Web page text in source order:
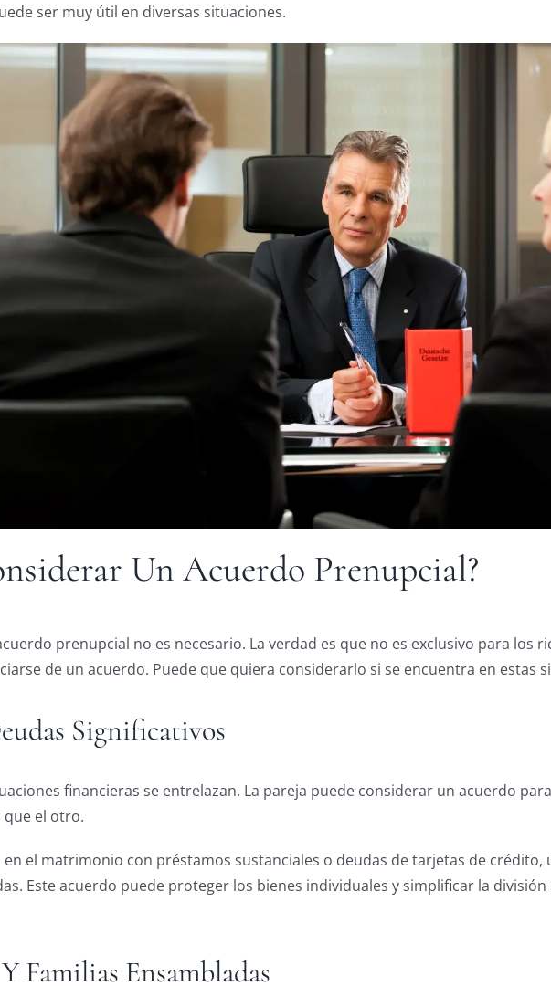
ser muy útil en diversas situaciones.
Un Acuerdo Prenupcial?
prenupcial no es necesario. La verdad es que no es exclusivo para los
de un acuerdo. Puede que quiera considerarlo si se encuentra en estas
Significativos
financieras se entrelazan. La pareja puede considerar un acuerdo
el otro.
el matrimonio con préstamos sustanciales o deudas de tarjetas de
Este acuerdo puede proteger los bienes individuales y simplificar la
Familias Ensambladas